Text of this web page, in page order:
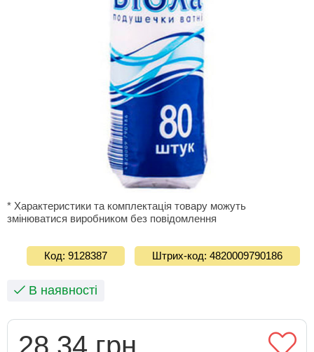
* Характеристики та комплектація товару можуть
змінюватися виробником без повідомлення
Код: 9128387 Штрих-код: 4820009790186
В наявності
28.34 грн